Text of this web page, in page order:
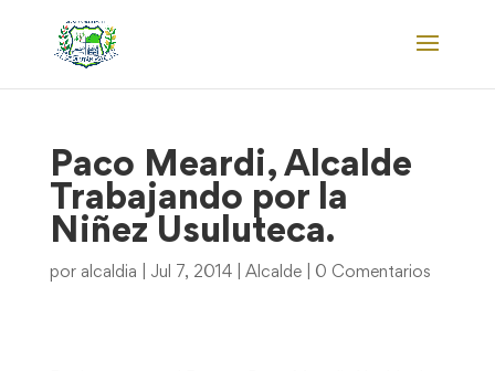
Paco Meardi, Alcalde
Trabajando por la
Niñez Usuluteca.
por alcaldia Jul 7, 2014| Alcalde| 0 Comentarios